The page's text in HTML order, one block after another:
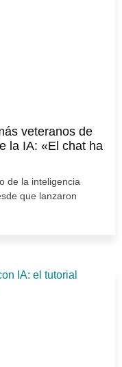
veteranos de
la IA: «El chat ha
de la inteligencia
que lanzaron